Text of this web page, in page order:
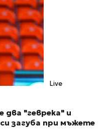
Live
два "геврека" и
загуба при мъжете